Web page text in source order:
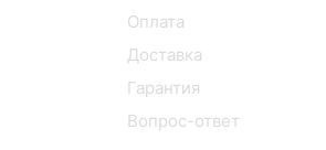
Оплата
Доставка
Гарантия
Вопрос-ответ